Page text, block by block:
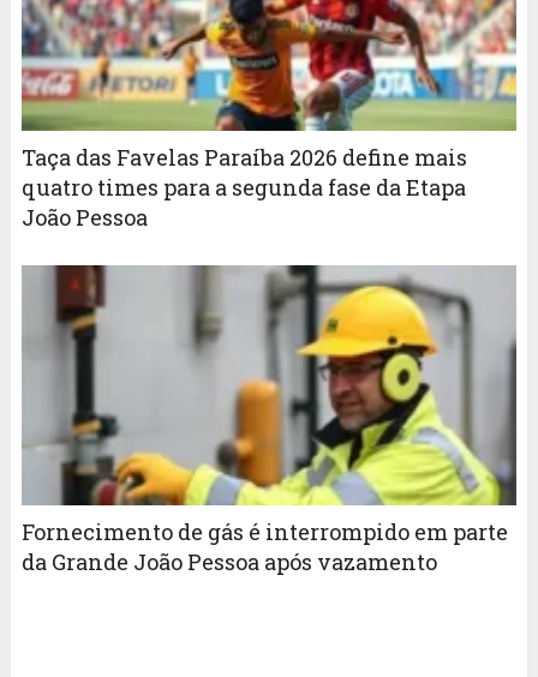
Taça das Favelas Paraíba 2026 define mais
quatro times para a segunda fase da Etapa
João Pessoa
Fornecimento de gás é interrompido em parte
da Grande João Pessoa após vazamento